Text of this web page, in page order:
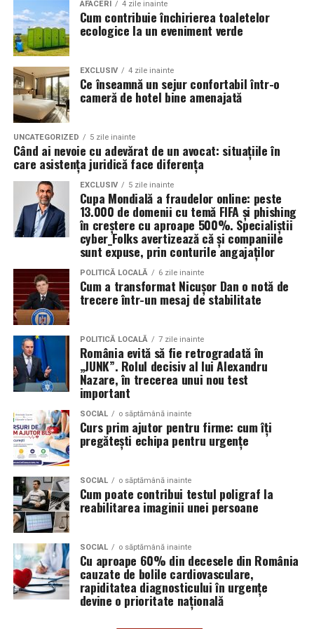
Valoarea 30 indică comportamentul uleiului la
temperatura normală de funcționare a motorului.
Rezultatul este un echilibru foarte bun între protecție și
economie de combustibil.
Pentru ce motoare este recomandat Ravenol VMP
USVO 5W30?
Tipul deulei de motor Ravenol
recomandat pentru numeroase motoare moderne care
necesită un ulei 5W30 cu aprobări OEM specifice.
În funcție de specificațiile constructorului, poate fi
utilizat pe vehicule ale unor mărci precum:
Mercedes-Benz;
Volkswagen;
Audi;
Skoda;
Seat;
Porsche;
Opel;
Ford;
Renault și altele.
Compatibilitatea exactă trebuie verificată întotdeauna
în manualul vehiculului sau în documentația tehnică a
producătorului.
Este potrivit pentru motoarele diesel?
Da.
Ravenol VMP USVO 5W30 este utilizat frecvent pe
În plus, prin alegerea facilităților ecologice,
organizatorii unui eveniment pot reduce semnificativ
impactul negativ asupra mediului în comparație cu
soluțiile tradiționale, care sunt mult mai dăunătoare
pentru natură. Astfel, toaletele ecologice contribuie la
promovarea unui comportament responsabil din punct
de vedere ecologic și ajută la protejarea resurselor
naturale.
Impactul pozitiv asupra imaginii evenimentului
Alegerea unor soluții ecologice, precum tipul ecologic
de toaletă, poate aduce beneficii semnificative imaginii
unui eveniment. Într-o eră în care participanții devin din
ce în ce mai conștienți de problemele de mediu,
organizatorii care aleg să adopte soluții sustenabile, cum
ar fi închirierea toaletelor din gama ecologică, pot
câștiga aprecierea publicului.
Aceasta nu doar că îmbunătățește percepția față de
eveniment, dar poate și atrage mai mulți participanți
care sunt interesați de susținerea unor cauze ecologice.
Promovând un eveniment “verde”, organizatorii pot
atrage atenția asupra angajamentului față de protejarea
mediului și față de responsabilitatea socială.
Participanții vor aprecia cu siguranță faptul că
organizatorii au ales să adopte soluții care protejează
natura. De asemenea, acest lucru poate contribui la
creșterea reputației evenimentului și la creșterea
numărului de participanți în edițiile viitoare.
Confortul participanților
Deși un eveniment verde presupune economii de costuri
și un impact pozitiv asupra mediului, nu trebuie să se
facă compromisuri în ceea ce privește confortul
participanților. Modelele ecologice sunt concepute
AFACERI 4 zile inainte
Cum contribuie închirierea toaletelor
ecologice la un eveniment verde
EXCLUSIV 4 zile inainte
Ce înseamnă un sejur confortabil într-o
cameră de hotel bine amenajată
UNCATEGORIZED 5 zile inainte
Când ai nevoie cu adevărat de un avocat: situațiile în
care asistența juridică face diferența
EXCLUSIV 5 zile inainte
Cupa Mondială a fraudelor online: peste
13.000 de domenii cu temă FIFA și phishing
în creștere cu aproape 500%. Specialiștii
cyber_Folks avertizează că și companiile
sunt expuse, prin conturile angajaților
POLITICĂ LOCALĂ 6 zile inainte
Cum a transformat Nicușor Dan o notă de
trecere într-un mesaj de stabilitate
POLITICĂ LOCALĂ 7 zile inainte
România evită să fie retrogradată în
„JUNK”. Rolul decisiv al lui Alexandru
Nazare, în trecerea unui nou test
important
SOCIAL o săptămână inainte
Curs prim ajutor pentru firme: cum îți
pregătești echipa pentru urgențe
SOCIAL o săptămână inainte
Cum poate contribui testul poligraf la
reabilitarea imaginii unei persoane
SOCIAL o săptămână inainte
Cu aproape 60% din decesele din România
cauzate de bolile cardiovasculare,
rapiditatea diagnosticului în urgențe
devine o prioritate națională